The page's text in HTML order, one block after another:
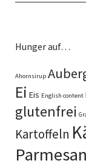
Hunger auf…
Ahornsirup
Ei Eis English content
glutenfrei
Kartoffeln
Parmesan